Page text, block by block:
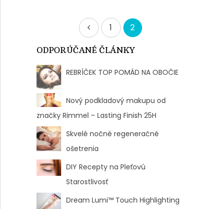
1 2
ODPORÚČANÉ ČLÁNKY
REBRÍČEK TOP POMÁD NA OBOČIE
Nový podkladový makupu od
značky Rimmel – Lasting Finish 25H
Skvelé nočné regeneračné
ošetrenia
DIY Recepty na Pleťovú
Starostlivosť
Dream Lumi™ Touch Highlighting